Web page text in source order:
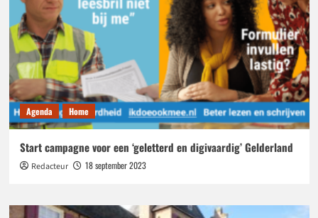
tijd
Agenda Home
Start campagne voor een ‘geletterd en digivaardig’ Gelderland
Redacteur 18 september 2023